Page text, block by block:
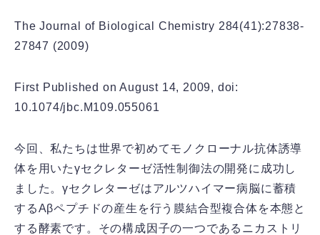
The Journal of Biological Chemistry 284(41):27838-
27847 (2009)
First Published on August 14, 2009, doi:
10.1074/jbc.M109.055061
今回、私たちは世界で初めてモノクローナル抗体誘導
体を用いたγセクレターゼ活性制御法の開発に成功し
ました。γセクレターゼはアルツハイマー病脳に蓄積
するAβペプチドの産生を行う膜結合型複合体を本態と
する酵素です。その構成因子の一つであるニカストリ